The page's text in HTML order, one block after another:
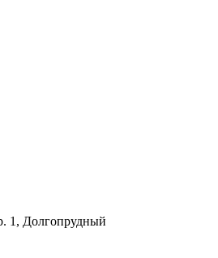
1, Долгопрудный